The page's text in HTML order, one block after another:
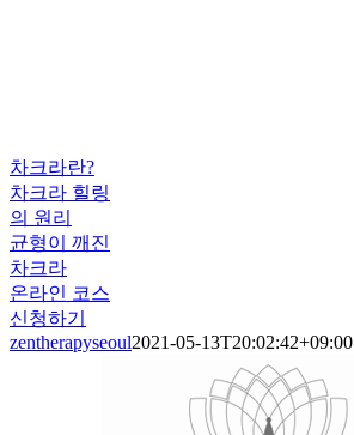
차크라란?
차크라 힐링
의 원리
균형이 깨진
차크라
온라인 코스
신청하기
zentherapyseoul2021-05-13T20:02:42+09:00